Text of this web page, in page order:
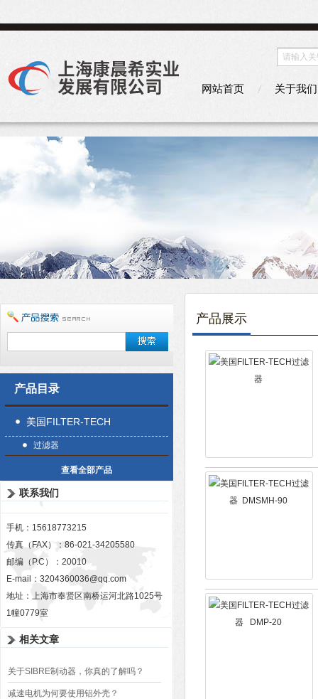
网站首页 关于我们
产品目录
美国FILTER-TECH
过滤器
查看全部产品
联系我们
手机：15618773215
传真（FAX）：86-021-34205580
邮编（P.C）：20010
E-mail： 3204360036@qq.com
地址：上海市奉贤区南桥运河北路1025号
1幢0779室
相关文章
关于SIBRE制动器，你真的了解吗？
减速电机为何要使用铝外壳？
产品展示